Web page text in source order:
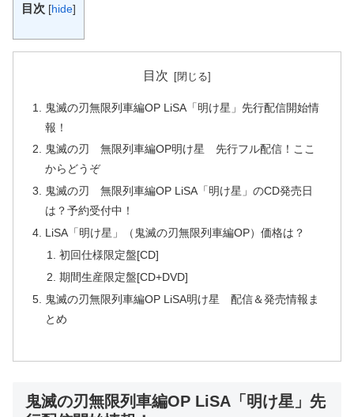
目次 [hide]
目次
鬼滅の刃無限列車編OP LiSA「明け星」先行配信開始情
報！
鬼滅の刃 無限列車編OP明け星 先行フル配信！ここ
からどうぞ
鬼滅の刃 無限列車編OP LiSA「明け星」のCD発売日
は？予約受付中！
LiSA「明け星」（鬼滅の刃無限列車編OP）価格は？
初回仕様限定盤[CD]
期間生産限定盤[CD+DVD]
鬼滅の刃無限列車編OP LiSA明け星 配信＆発売情報ま
とめ
鬼滅の刃無限列車編OP LiSA「明け星」先